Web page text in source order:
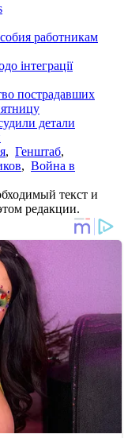
работникам
інтеграції
пострадавших
детали
, Генштаб,
, Война в
текст и
редакции.